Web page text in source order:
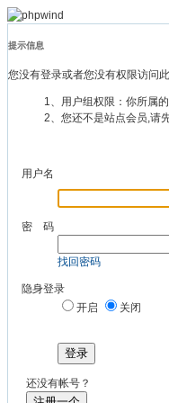
提示信息
您没有登录或者您没有权限访问
1、用户组权限：你所属
2、您还不是站点会员,请
用户名
密 码
找回密码
隐身登录
开启
关闭
登录
还没有帐号？